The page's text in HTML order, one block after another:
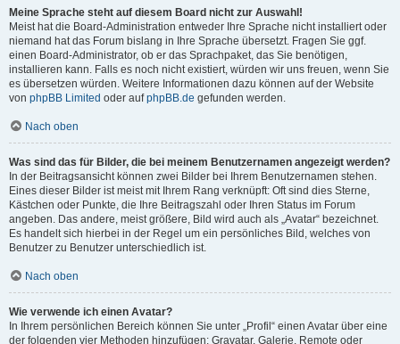
Meine Sprache steht auf diesem Board nicht zur Auswahl!
Meist hat die Board-Administration entweder Ihre Sprache nicht installiert oder
niemand hat das Forum bislang in Ihre Sprache übersetzt. Fragen Sie ggf.
einen Board-Administrator, ob er das Sprachpaket, das Sie benötigen,
installieren kann. Falls es noch nicht existiert, würden wir uns freuen, wenn Sie
es übersetzen würden. Weitere Informationen dazu können auf der Website
von phpBB Limited oder aufphpBB.de gefunden werden.
Nach oben
Was sind das für Bilder, die bei meinem Benutzernamen angezeigt werden?
In der Beitragsansicht können zwei Bilder bei Ihrem Benutzernamen stehen.
Eines dieser Bilder ist meist mit Ihrem Rang verknüpft: Oft sind dies Sterne,
Kästchen oder Punkte, die Ihre Beitragszahl oder Ihren Status im Forum
angeben. Das andere, meist größere, Bild wird auch als „Avatar“ bezeichnet.
Es handelt sich hierbei in der Regel um ein persönliches Bild, welches von
Benutzer zu Benutzer unterschiedlich ist.
Nach oben
Wie verwende ich einen Avatar?
In Ihrem persönlichen Bereich können Sie unter „Profil“ einen Avatar über eine
der folgenden vier Methoden hinzufügen: Gravatar, Galerie, Remote oder